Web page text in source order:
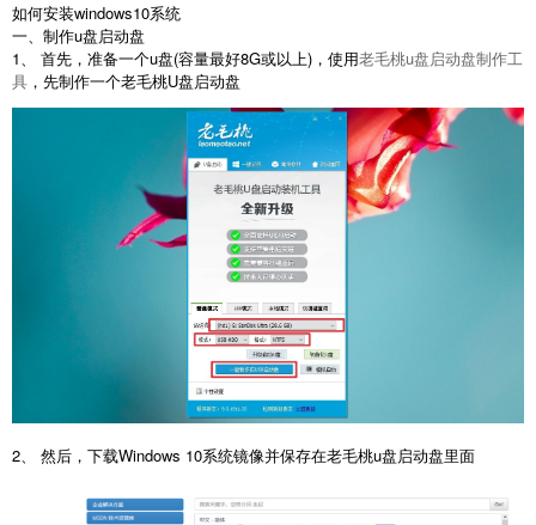
如何安装windows10系统
一、制作u盘启动盘
1、 首先，准备一个u盘(容量最好8G或以上)，使用老毛桃u盘启动盘制作工
具 ，先制作一个老毛桃U盘启动盘
2、 然后，下载Windows 10系统镜像并保存在老毛桃u盘启动盘里面